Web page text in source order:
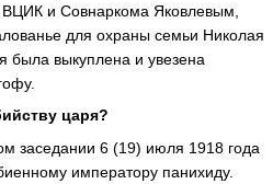
и Совнаркома Яковлевым,
для охраны семьи Николая
была выкуплена и увезена
царя?
заседании 6 (19) июля 1918 года
императору панихиду.